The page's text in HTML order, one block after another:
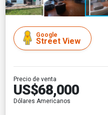
Google
Street View
Precio de venta
US$68,000
Dólares Americanos